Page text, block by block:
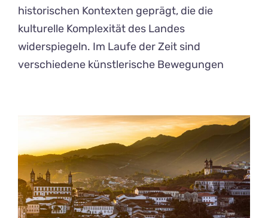
historischen Kontexten geprägt, die die
kulturelle Komplexität des Landes
widerspiegeln. Im Laufe der Zeit sind
verschiedene künstlerische Bewegungen